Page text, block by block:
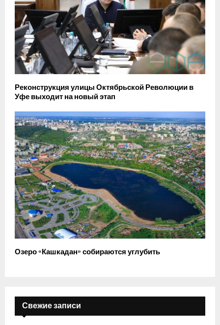
Реконструкция улицы Октябрьской Революции в
Уфе выходит на новый этап
Озеро «Кашкадан» собираются углубить
Свежие записи